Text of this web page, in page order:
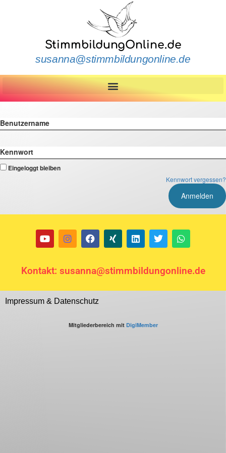
StimmbildungOnline.de
susanna@stimmbildungonline.de
Benutzername
Kennwort
Eingeloggt bleiben
Kennwort vergessen?
Kontakt: susanna@stimmbildungonline.de
Impressum & Datenschutz
Mitgliederbereich mit DigiMember